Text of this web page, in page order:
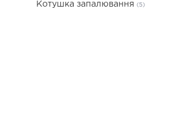
Котушка запалювання (5)